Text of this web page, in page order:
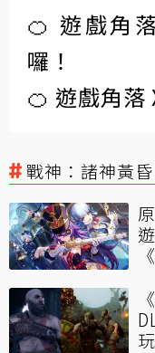
🍊 遊戲角
囉！
🍊 遊戲角落
戰神：諸神黃